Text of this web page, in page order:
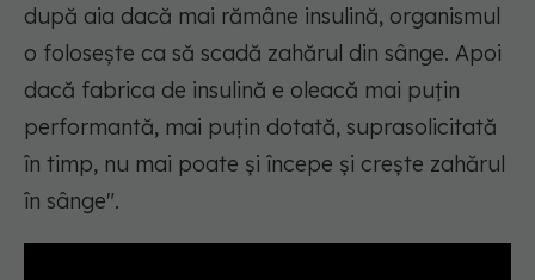
după aia dacă mai rămâne insulină, organismul
o folosește ca să scadă zahărul din sânge. Apoi
dacă fabrica de insulină e oleacă mai puțin
performantă, mai puțin dotată, suprasolicitată
în timp, nu mai poate și începe și crește zahărul
în sânge".